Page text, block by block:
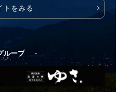
トをみる
ループ